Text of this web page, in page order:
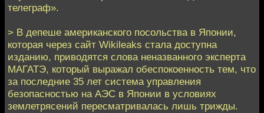
телеграф».
> В депеше американского посольства в Японии,
которая через сайт Wikileaks стала доступна
изданию, приводятся слова неназванного эксперта
МАГАТЭ, который выражал обеспокоенность тем, что
за последние 35 лет система управления
безопасностью на АЭС в Японии в условиях
землетрясений пересматривалась лишь трижды.